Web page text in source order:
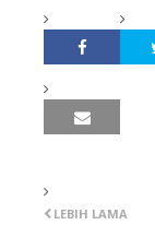
LEBIH LAMA